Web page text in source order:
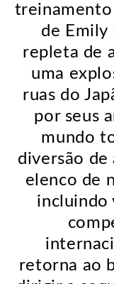
de Emily
repleta de
uma
ruas do
por seus
mundo
diversão de
elenco de
incluindo
retorna ao